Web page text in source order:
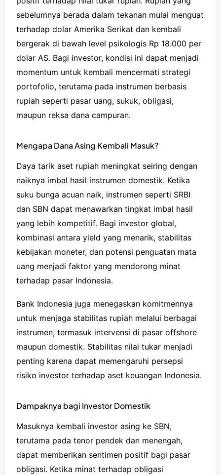
sebelumnya berada dalam tekanan mulai menguat
terhadap dolar Amerika Serikat dan kembali
bergerak di bawah level psikologis Rp 18.000 per
dolar AS. Bagi investor, kondisi ini dapat menjadi
momentum untuk kembali mencermati strategi
portofolio, terutama pada instrumen berbasis
rupiah seperti pasar uang, sukuk, obligasi,
maupun reksa dana campuran.
Mengapa Dana Asing Kembali Masuk?
Daya tarik aset rupiah meningkat seiring dengan
naiknya imbal hasil instrumen domestik. Ketika
suku bunga acuan naik, instrumen seperti SRBI
dan SBN dapat menawarkan tingkat imbal hasil
yang lebih kompetitif. Bagi investor global,
kombinasi antara yield yang menarik, stabilitas
kebijakan moneter, dan potensi penguatan mata
uang menjadi faktor yang mendorong minat
terhadap pasar Indonesia.
Bank Indonesia juga menegaskan komitmennya
untuk menjaga stabilitas rupiah melalui berbagai
instrumen, termasuk intervensi di pasar offshore
maupun domestik. Stabilitas nilai tukar menjadi
penting karena dapat memengaruhi persepsi
risiko investor terhadap aset keuangan Indonesia.
Dampaknya bagi Investor Domestik
Masuknya kembali investor asing ke SBN,
terutama pada tenor pendek dan menengah,
dapat memberikan sentimen positif bagi pasar
obligasi. Ketika minat terhadap obligasi